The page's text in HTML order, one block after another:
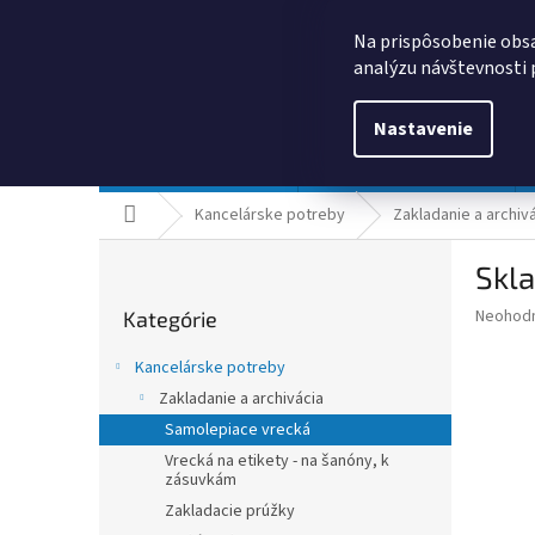
Na prispôsobenie
analýzu návštevnosti
Nastavenie
DomovKancelárske potreby Zakladanie a
a
kategórie
Kategórie
Kancelárske potreby
Zakladanie a archivácia
Samolepiace vrecká
Vrecká na etikety - na šanóny, k
zásuvkám
Zakladacie prúžky